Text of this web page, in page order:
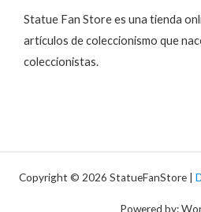
Statue Fan Store es una tienda
artículos de coleccionismo que
coleccionistas.
Copyright © 2026 StatueFanStore |
Powered by: